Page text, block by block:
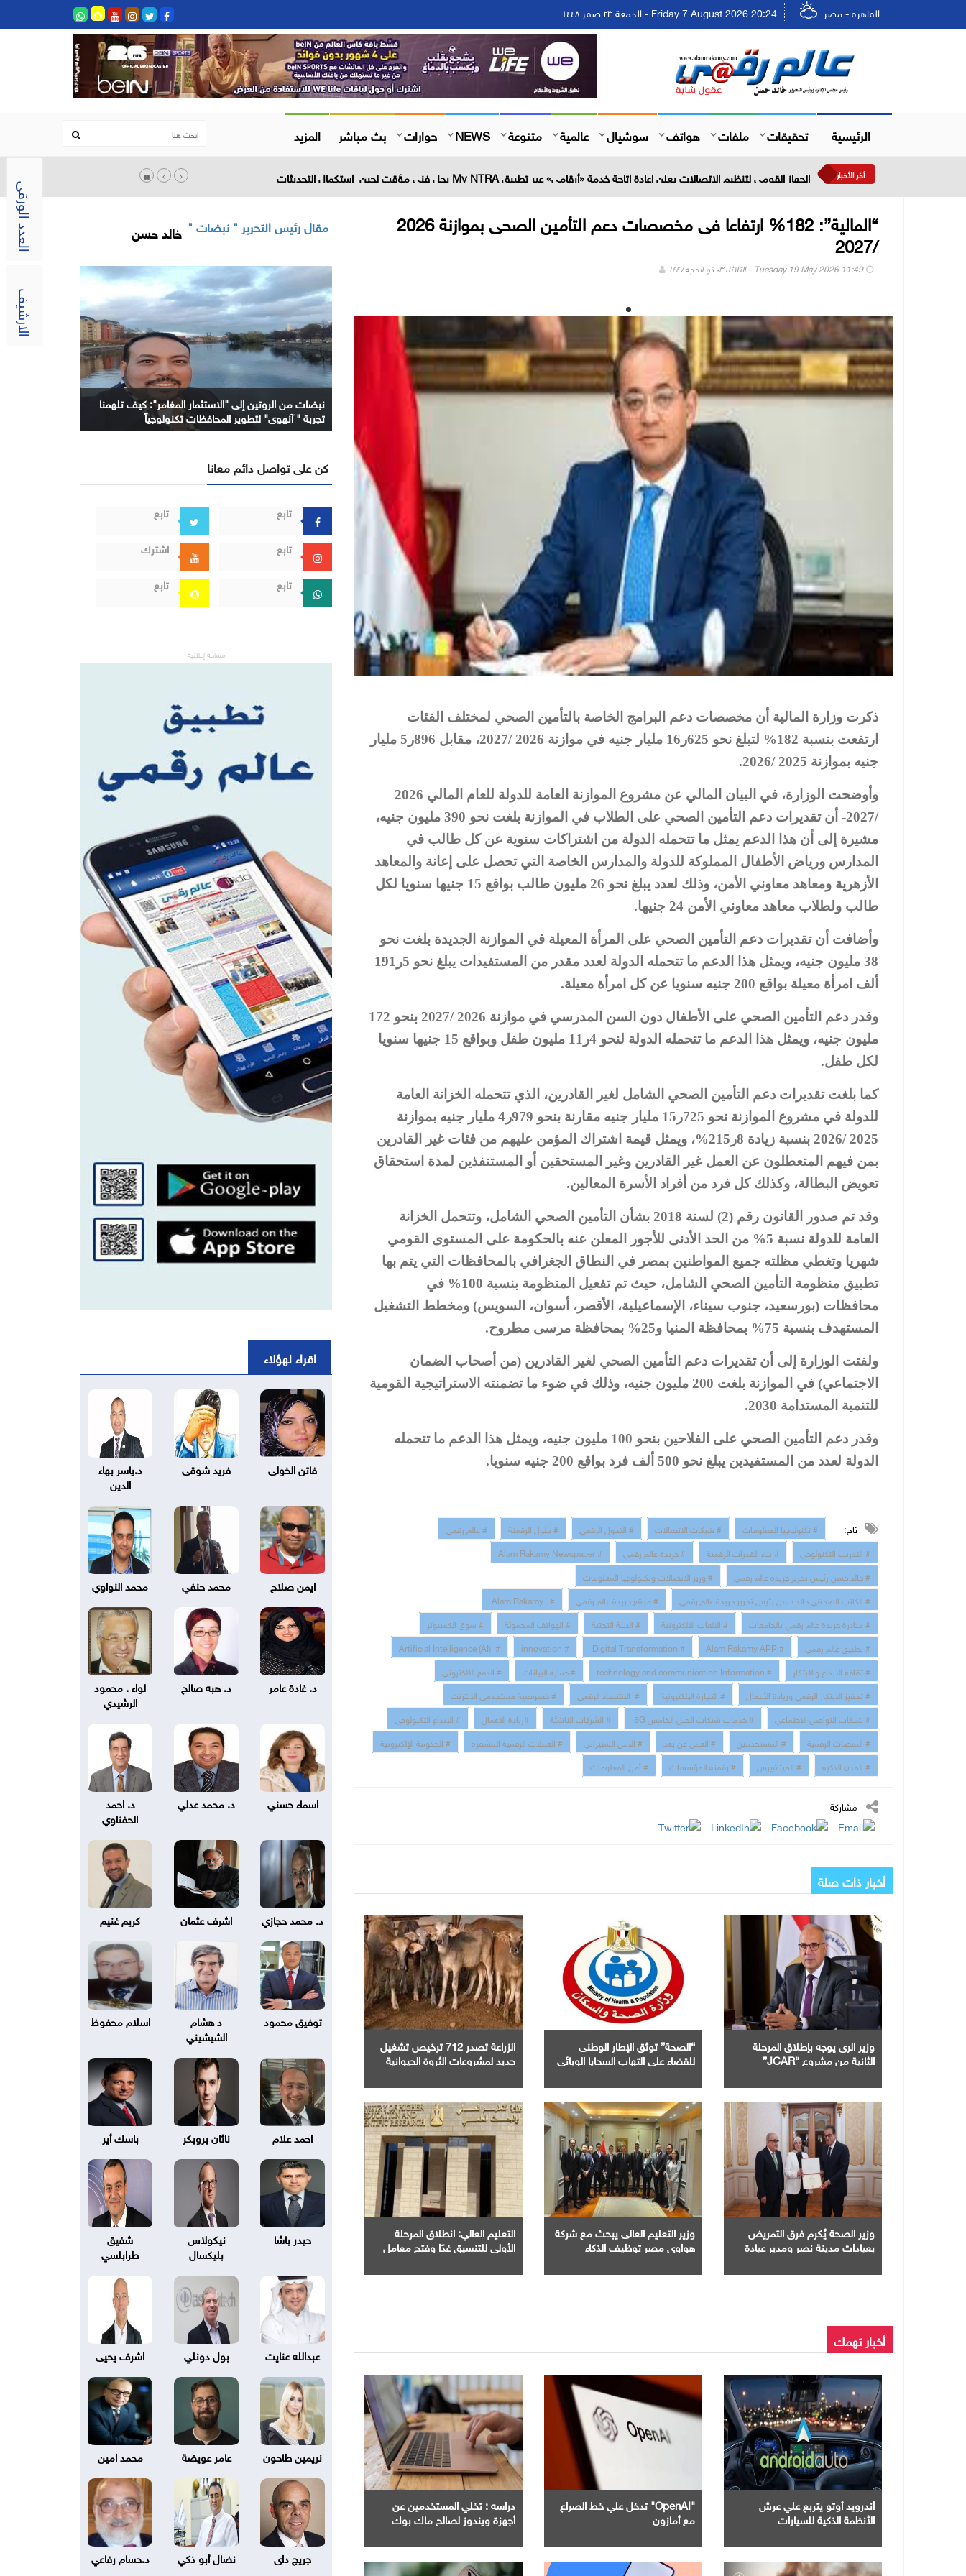
العدد الورقى
الارشيف
القاهره - مصر Friday 7 August 2026 20:24 - الجمعة ٢٣ صفر ١٤٤٨
الرئيسية تحقيقات ملفات هواتف سوشيال عالمية متنوعة NEWS حوارات بث مباشر المزيد
أخر الأخبار برجيل القابضة 757 مليون دولار نمو الإيرادات خلال النصف الأول من عام 2026
“المالية”: 182% ارتفاعا فى مخصصات دعم التأمين الصحى بموازنة 2026
/2027
Tuesday 19 May 2026 11:49 - الثلاثاء ٠٣ ذو الحجة ١٤٤٧
ذكرت وزارة المالية أن مخصصات دعم البرامج الخاصة بالتأمين الصحي لمختلف الفئات
ارتفعت بنسبة 182% لتبلغ نحو 625ر16 مليار جنيه في موازنة 2026 /2027، مقابل 896ر5 مليار
جنيه بموازنة 2025 /2026.
وأوضحت الوزارة، في البيان المالي عن مشروع الموازنة العامة للدولة للعام المالي 2026
/2027- أن تقديرات دعم التأمين الصحي على الطلاب في الموازنة بلغت نحو 390 مليون جنيه،
مشيرة إلى أن هذا الدعم يمثل ما تتحمله الدولة من اشتراكات سنوية عن كل طالب في
المدارس ورياض الأطفال المملوكة للدولة والمدارس الخاصة التي تحصل على إعانة والمعاهد
الأزهرية ومعاهد معاوني الأمن، وذلك لعدد يبلغ نحو 26 مليون طالب بواقع 15 جنيها سنويا لكل
طالب ولطلاب معاهد معاوني الأمن 24 جنيها.
وأضافت أن تقديرات دعم التأمين الصحي على المرأة المعيلة في الموازنة الجديدة بلغت نحو
38 مليون جنيه، ويمثل هذا الدعم ما تتحمله الدولة لعدد مقدر من المستفيدات يبلغ نحو 5ر191
ألف امرأة معيلة بواقع 200 جنيه سنويا عن كل امرأة معيلة.
وقدر دعم التأمين الصحي على الأطفال دون السن المدرسي في موازنة 2026 /2027 بنحو 172
مليون جنيه، ويمثل هذا الدعم ما تتحمله الدولة لنحو 4ر11 مليون طفل وبواقع 15 جنيها سنويا
لكل طفل.
كما بلغت تقديرات دعم التأمين الصحي الشامل لغير القادرين، الذي تتحمله الخزانة العامة
للدولة في مشروع الموازنة نحو 725ر15 مليار جنيه مقارنة بنحو 979ر4 مليار جنيه بموازنة
2025 /2026 بنسبة زيادة 8ر215%، ويمثل قيمة اشتراك المؤمن عليهم من فئات غير القادرين
بمن فيهم المتعطلون عن العمل غير القادرين وغير المستحقين أو المستنفذين لمدة استحقاق
تعويض البطالة، وكذلك كل فرد من أفراد الأسرة المعالين.
وقد تم صدور القانون رقم (2) لسنة 2018 بشأن التأمين الصحي الشامل، وتتحمل الخزانة
العامة للدولة نسبة 5% من الحد الأدنى للأجور المعلن عنه بالحكومة على المستوى القومي
شهريا وتغطي مظلته جميع المواطنين بمصر في النطاق الجغرافي بالمحافظات التي يتم بها
تطبيق منظومة التأمين الصحي الشامل، حيث تم تفعيل المنظومة بنسبة 100% في
محافظات (بورسعيد، جنوب سيناء، الإسماعيلية، الأقصر، أسوان، السويس) ومخطط التشغيل
المستهدف بنسبة 75% بمحافظة المنيا و25% بمحافظة مرسى مطروح.
ولفتت الوزارة إلى أن تقديرات دعم التأمين الصحي لغير القادرين (من أصحاب الضمان
الاجتماعي) في الموازنة بلغت 200 مليون جنيه، وذلك في ضوء ما تضمنته الاستراتيجية القومية
للتنمية المستدامة 2030.
وقدر دعم التأمين الصحي على الفلاحين بنحو 100 مليون جنيه، ويمثل هذا الدعم ما تتحمله
الدولة لعدد من المستفيدين يبلغ نحو 500 ألف فرد بواقع 200 جنيه سنويا.
تاج: # تكنولوجيا المعلومات # شبكات الاتصالات # التحول الرقمي # حلول الرقمنة
# عالم رقمي
# التدريب التكنولوجي
# بناء القدرات الرقمية # جريدة عالم رقمي
# Alam Rakamy Newspaper
# خالد حسن رئيس تحرير جريدة عالم رقمي
# وزير الاتصالات وتكنولوجيا المعلومات
# الكاتب الصحفي خالد حسن رئيس تحرير جريدة عالم رقمي
# موقع جريدة عالم رقمي
# Alam Rakamy
# مبادرة جريدة عالم رقمي بالجامعات
# الالعاب الالكترونية # البنية التحتية # الهواتف المحمولة
# سوق الكمبيوتر
# تطبيق عالم رقمي
# Alam Rakamy APP
# Digital Transformation
# innovation
# Artificial Intelligence (AI)
# ثقافة الابداع والابتكار
# technology and communication Information # حماية البيانات
# الدفع الالكتروني
# تحفيز الابتكار الرقمي وريادة الأعمال
# التجارة الإلكترونية # الاقتصاد الرقمي
# خصوصية مستخدمى الانترنت
# شبكات التواصل الاجتماعي
# خدمات شبكات الجيل الخامس 5G # الشركات الناشئة #ريادة الاعمال
# الابداع التكنولوجي
# المنصات الرقمية
# المستخدمين # العمل عن بعد # الامن السبيراني # العملات الرقمية المشفرة
# الحكومة الإلكترونية
# المدن الذكية
# الميتافيرس # رقمنة المؤسسات # أمن المعلومات
مشاركة
أخبار ذات صلة
وزير الرى يوجه بإطلاق المرحلة
الثانية من مشروع “JCAR”
“الصحة” توثق الإطار الوطنى
للقضاء على التهاب السحايا الوبائى
الزراعة تصدر 712 ترخيص تشغيل
جديد لمشروعات الثروة الحيوانية
وزير الصحة يُكرم فرق التمريض
بعيادات مدينة نصر ومدير عيادة
وزير التعليم العالى يبحث مع شركة
هواوى مصر توظيف الذكاء
الجامعات
التعليم العالي: انطلاق المرحلة
الأولى للتنسيق غدًا وفتح معامل
الحكومية
أخبار تهمك
أندرويد أوتو يتربع علي عرش
الأنظمة الذكية للسيارات
"OpenAI" تدخل علي خط الصراع
مع أمازون
دراسه : تخلي المستخدمين عن
أجهزة ويندوز لصالح ماك بوك
مقال رئيس التحرير " نبضات " خالد حسن
نبضات من الروتين إلى "الاستثمار المغامر": كيف تلهمنا
تجربة " آنهوي" لتطوير المحافظات تكنولوجياً
كن على تواصل دائم معانا
تابع
تابع
تابع
اشترك
تابع
تابع
مساحة إعلانية
اقراء لهؤلاء
فاتن الخولى فريد شوقى
د.ياسر بهاء
الدين
ايمن صلاح محمد حنفي محمد النواوي
د. غادة عامر د. هبه صالح
لواء . محمود
الرشيدي
اسماء حسني د. محمد عدلي
د. احمد
الحفناوي
د. محمد حجازي اشرف عثمان كريم غنيم
توفيق محمود
د هشام
الشيشيني
اسلام محفوظ
احمد علام ناثان بروبكر باسك أير
حيدر باشا
نيكولاس
بليكسال
شفيق
طرابلسي
عبدالله عنايت بول دونلي اشرف يحيى
نريمين طاحون عامر عويضة محمد امين
جريج داى نضال أبو ذكي د.حسام رفاعي